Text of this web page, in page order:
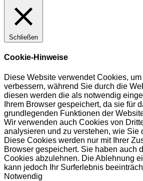
Schließen
Cookie-Hinweise
Diese Website verwendet Cookies,
verbessern, während Sie durch die
diesen werden die als notwendig
Ihrem Browser gespeichert, da sie für
grundlegenden Funktionen der
Wir verwenden auch Cookies von
analysieren und zu verstehen, wie Sie
Diese Cookies werden nur mit Ihrer
Browser gespeichert. Sie haben auch
Cookies abzulehnen. Die Ablehnung
kann jedoch Ihr Surferlebnis
Notwendig